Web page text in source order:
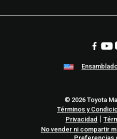
© 2026 Toyota
Términos y
Privacidad |
No vender ni compartir